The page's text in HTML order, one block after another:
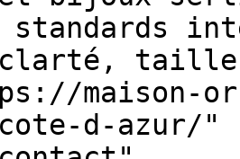
maison-
d-azur/"